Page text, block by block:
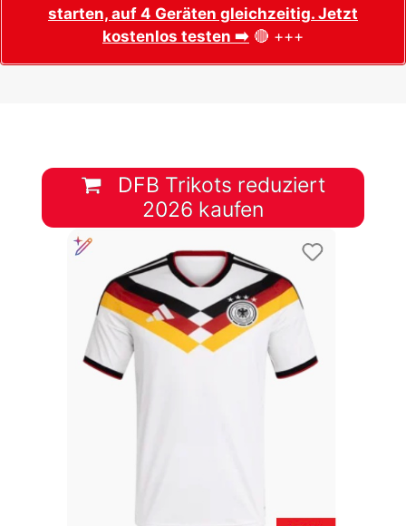
starten, auf 4 Geräten gleichzeitig. Jetzt
kostenlos testen ➡️ 🔴 +++
DFB Trikots reduziert
2026 kaufen